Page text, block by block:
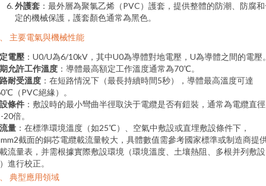
外護套 ：最外層為聚氯乙烯（PVC）護套，提供整體的防潮、防腐
定的機械保護，護套顏色通常為黑色。
主要電氣與機械性能
電壓 ：U0/U為6/10kV，其中U0為導體對地電壓，U為導體之間的電壓
允許工作溫度 ：導體最高額定工作溫度通常為70℃。
耐受溫度 ：在短路情況下（最長持續時間5秒），導體最高溫度可達
（PVC絕緣）。
條件 ：敷設時的最小彎曲半徑取決于電纜是否有鎧裝，通常為電纜直
20倍。
量 ：在標準環境溫度（如25℃）、空氣中敷設或直埋敷設條件下，
截面的銅芯電纜載流量較大，具體數值需參考國家標準或制造商提
流量表，并需根據實際敷設環境（環境溫度、土壤熱阻、多根并列敷設
進行校正。
典型應用領域